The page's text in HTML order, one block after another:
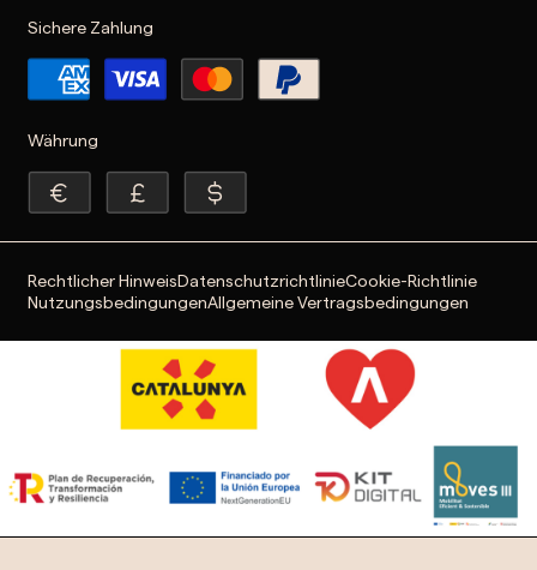
Sichere Zahlung
Währung
Rechtlicher HinweisDatenschutzrichtlinieCookie-Richtlinie
NutzungsbedingungenAllgemeine Vertragsbedingungen